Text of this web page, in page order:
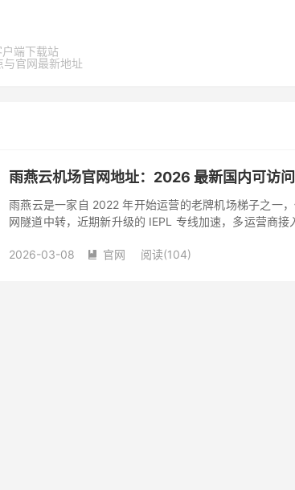
端下载站
与官网最新地址
雨燕云机场官网地址：2026 最新国内可访
雨燕云是一家自 2022 年开始运营的老牌机场梯子之一
网隧道中转，近期新升级的 IEPL 专线加速，多运营商接
2026-03-08  官网 阅读(104)